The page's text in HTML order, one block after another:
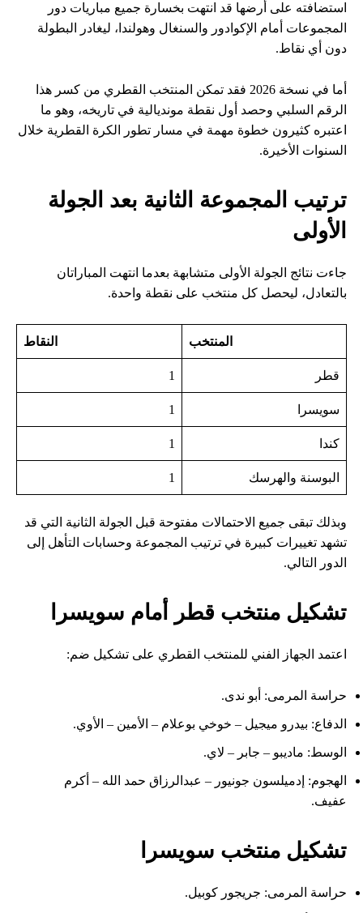
استضافته على أرضها قد انتهت بخسارة جميع مباريات دور
المجموعات أمام الإكوادور والسنغال وهولندا، ليغادر البطولة
دون أي نقاط.
أما في نسخة 2026 فقد تمكن المنتخب القطري من كسر هذا
الرقم السلبي وحصد أول نقطة مونديالية في تاريخه، وهو ما
اعتبره كثيرون خطوة مهمة في مسار تطور الكرة القطرية خلال
السنوات الأخيرة.
ترتيب المجموعة الثانية بعد الجولة
الأولى
جاءت نتائج الجولة الأولى متشابهة بعدما انتهت المباراتان
بالتعادل، ليحصل كل منتخب على نقطة واحدة.
المنتخب النقاط
قطر 1
سويسرا 1
كندا 1
البوسنة والهرسك 1
وبذلك تبقى جميع الاحتمالات مفتوحة قبل الجولة الثانية التي قد
تشهد تغييرات كبيرة في ترتيب المجموعة وحسابات التأهل إلى
الدور التالي.
تشكيل منتخب قطر أمام سويسرا
اعتمد الجهاز الفني للمنتخب القطري على تشكيل ضم:
حراسة المرمى: أبو ندى.
الدفاع: بيدرو ميجيل – خوخي بوعلام – الأمين – الأوي.
الوسط: ماديبو – جابر – لاي.
الهجوم: إدميلسون جونيور – عبدالرزاق حمد الله – أكرم
عفيف.
تشكيل منتخب سويسرا
حراسة المرمى: جريجور كوبيل.